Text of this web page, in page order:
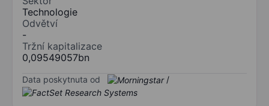
Technologie
Odvětví
-
Tržní kapitalizace
0,09549057bn
Data poskytnuta od /